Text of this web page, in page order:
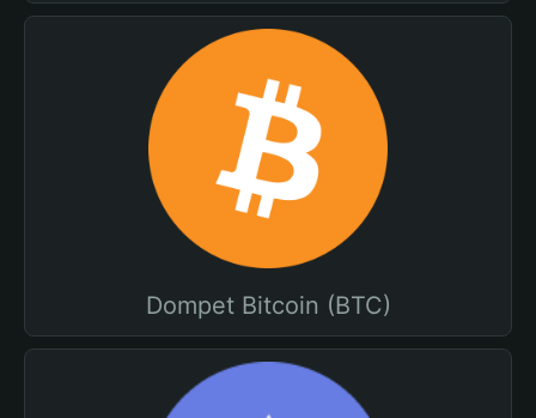
Dompet Bitcoin (BTC)